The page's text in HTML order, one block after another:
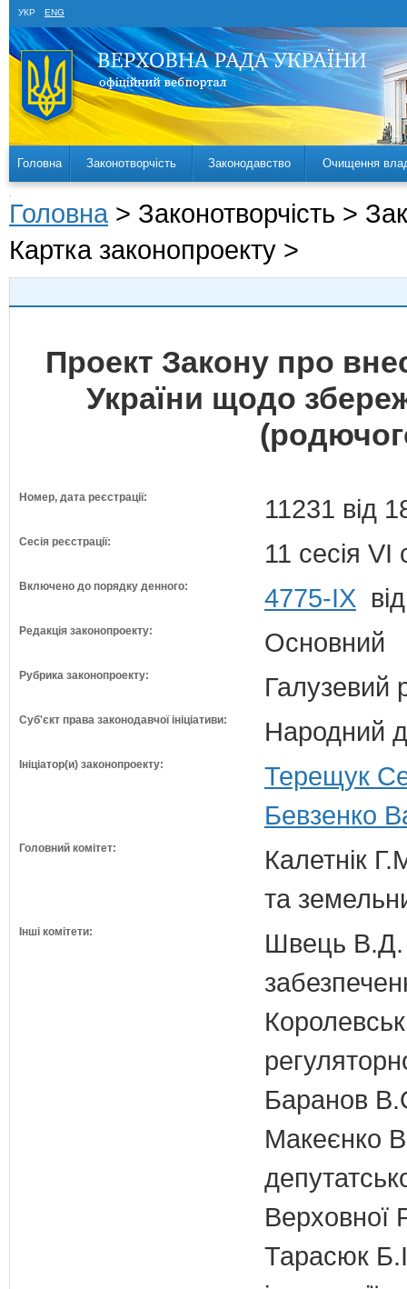
УКР ENG
Головна Законотворчість Законодавство Очищення
Головна > Законотворчість >
Картка законопроекту >
Проект Закону про
України щодо
Номер, дата реєстрації: 11231 від
Сесія реєстрації: 11 сесія VI
Включено до порядку денного: 4775-IX
Редакція законопроекту: Основний
Рубрика законопроекту: Галузевий
Суб'єкт права законодавчої ініціативи: Народний
Ініціатор(и) законопроекту:
Терещук
Бевзенко
Головний комітет:
Калетнік
та
Інші комітети:
Швець В.Д.
Баранов
Макеєнко
Верховної
Тарасюк